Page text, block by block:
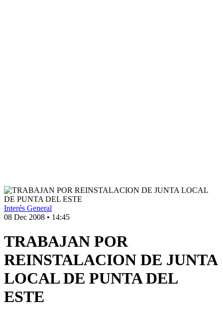
Interés General
08 Dec 2008 • 14:45
TRABAJAN POR
REINSTALACION DE JUNTA
LOCAL DE PUNTA DEL
ESTE